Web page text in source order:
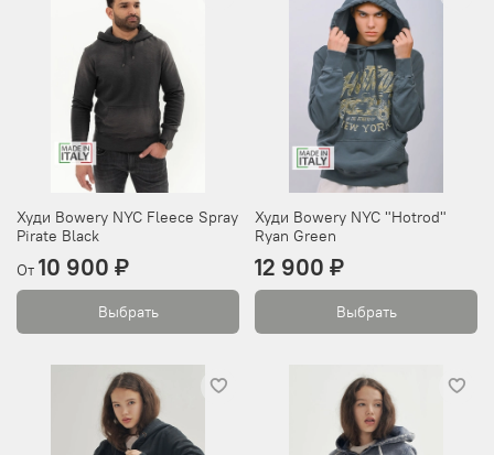
Худи Bowery NYC Fleece Spray
Pirate Black
От 10 900 ₽
Выбрать
Худи Bowery NYC "Hotrod"
Ryan Green
12 900 ₽
Выбрать